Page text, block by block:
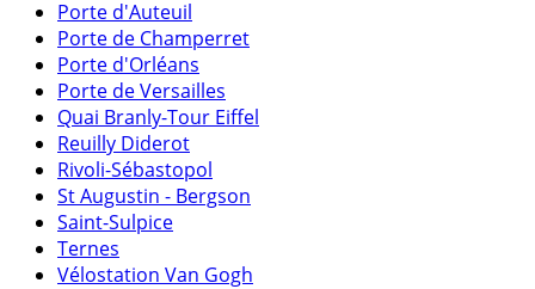
Porte d'Auteuil
Porte de Champerret
Porte d'Orléans
Porte de Versailles
Quai Branly-Tour Eiffel
Reuilly Diderot
Rivoli-Sébastopol
St Augustin - Bergson
Saint-Sulpice
Ternes
Vélostation Van Gogh